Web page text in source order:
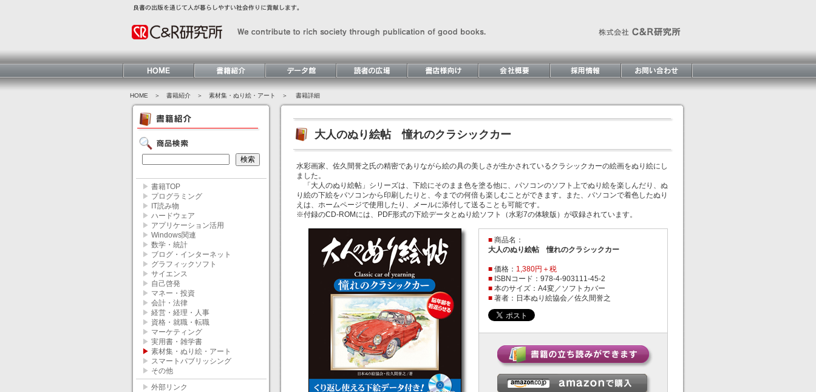
HOME ＞ 書籍紹介 ＞ 素材集・ぬり絵・アート ＞ 書籍詳細
▶ 書籍TOP
▶ プログラミング
▶
IT読み物
▶ ハードウェア
▶ アプリケーション活用
▶ Windows関連
▶ 数学・統計
▶ ブログ・インターネット
▶ グラフィックソフト
▶ サイエンス
▶ 自己啓発
▶ マネー・投資
▶ 会計・法律
▶ 経営・経理・人事
▶ 資格・就職・転職
▶ マーケティング
▶ 実用書・雑学書
▶ 素材集・ぬり絵・アート
▶ スマートパブリッシング
▶ その他
▶ 外部リンク
大人のぬり絵帖 憧れのクラシックカー
水彩画家、佐久間誉之氏の精密でありながら絵の具の美しさが生かされているクラシックカーの絵画をぬり絵にし
ました。
「大人のぬり絵帖」シリーズは、下絵にそのまま色を塗る他に、パソコンのソフト上でぬり絵を楽しんだり、ぬ
り絵の下絵をパソコンから印刷したりと、今までの何倍も楽しむことができます。また、パソコンで着色したぬり
えは、ホームページで使用したり、メールに添付して送ることも可能です。
※付録のCD-ROMには、PDF形式の下絵データとぬり絵ソフト（水彩7の体験版）が収録されています。
■商品名：
大人のぬり絵帖 憧れのクラシックカー
■価格： 1,380円＋税
■ISBNコード：978-4-903111-45-2
■本のサイズ：A4変／ソフトカバー
■著者：日本ぬり絵協会／佐久間誉之